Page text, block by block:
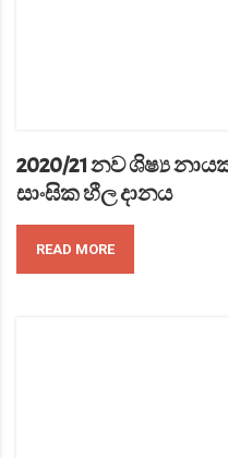
2020/21 නව ශිෂ්‍ය
සාංඝික හීල දානය
READ MORE